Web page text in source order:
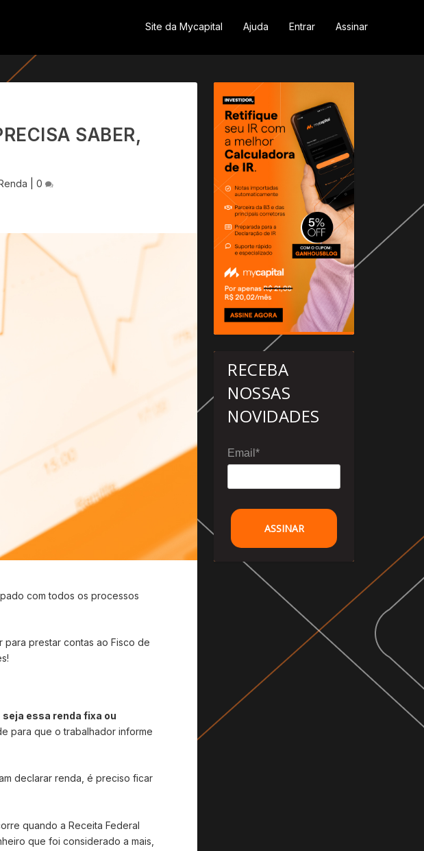
Site da Mycapital Ajuda Entrar Assinar
SABER,
0
com todos os processos
prestar contas ao Fisco de
seja essa renda fixa ou
para que o trabalhador informe
declarar renda, é preciso ficar
quando a Receita Federal
que foi considerado a mais,
RECEBA
NOSSAS
NOVIDADES
Email*
ASSINAR